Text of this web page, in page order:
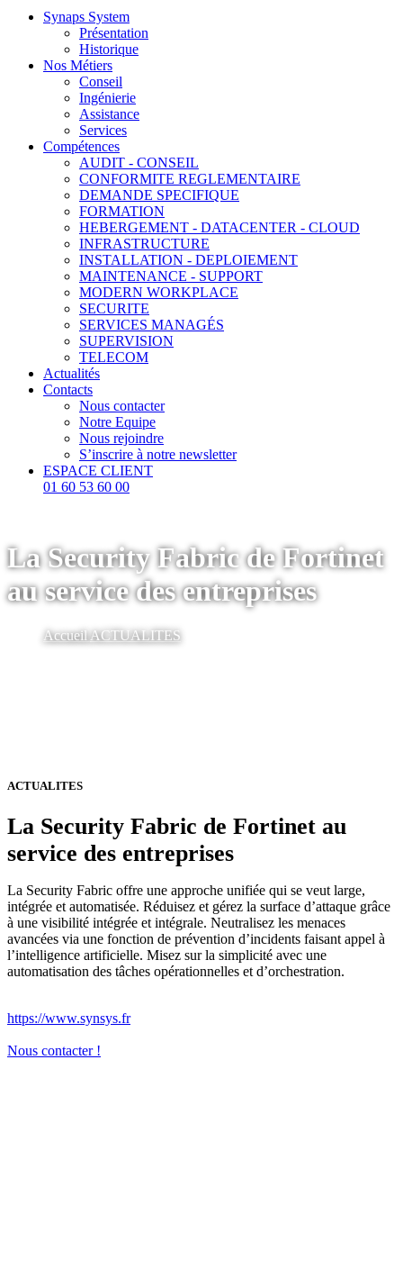
Synaps System
Présentation
Historique
Nos Métiers
Conseil
Ingénierie
Assistance
Services
Compétences
AUDIT - CONSEIL
CONFORMITE REGLEMENTAIRE
DEMANDE SPECIFIQUE
FORMATION
HEBERGEMENT - DATACENTER - CLOUD
INFRASTRUCTURE
INSTALLATION - DEPLOIEMENT
MAINTENANCE - SUPPORT
MODERN WORKPLACE
SECURITE
SERVICES MANAGÉS
SUPERVISION
TELECOM
Actualités
Contacts
Nous contacter
Notre Equipe
Nous rejoindre
S’inscrire à notre newsletter
ESPACE CLIENT
01 60 53 60 00
La Security Fabric de Fortinet
au service des entreprises
AccueilACTUALITES
ACTUALITES
La Security Fabric de Fortinet au
service des entreprises
La Security Fabric offre une approche unifiée qui se veut large,
intégrée et automatisée. Réduisez et gérez la surface d’attaque grâce
à une visibilité intégrée et intégrale. Neutralisez les menaces
avancées via une fonction de prévention d’incidents faisant appel à
l’intelligence artificielle. Misez sur la simplicité avec une
automatisation des tâches opérationnelles et d’orchestration.
https://www.synsys.fr
Nous contacter !